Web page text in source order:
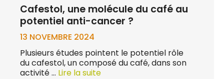
Cafestol, une molécule du café au
potentiel anti-cancer ?
13 NOVEMBRE 2024
Plusieurs études pointent le potentiel rôle
du cafestol, un composé du café, dans son
activité … Lire la suite